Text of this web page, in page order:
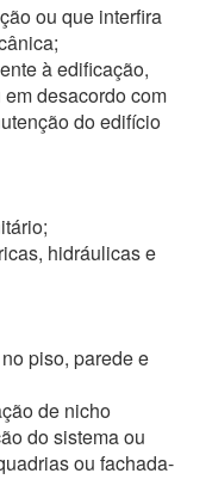
ou que interfira
à edificação,
desacordo com
do edifício
hidráulicas e
piso, parede e
de nicho
do sistema ou
ou fachada-